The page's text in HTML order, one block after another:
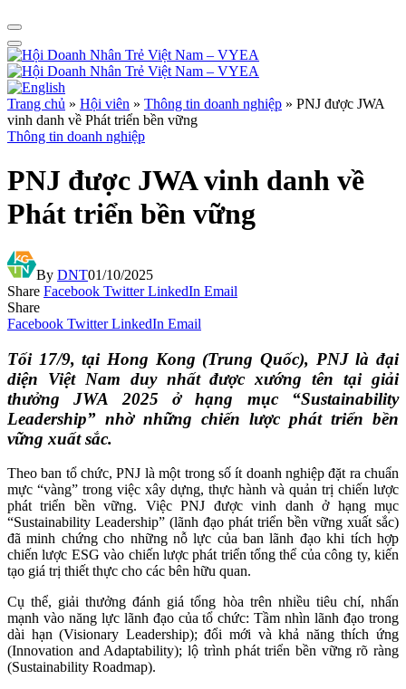
Trang chủ » Hội viên » Thông tin doanh nghiệp » PNJ được JWA
vinh danh về Phát triển bền vững
Thông tin doanh nghiệp
PNJ được JWA vinh danh về
Phát triển bền vững
By DNT01/10/2025
Share Facebook Twitter LinkedIn Email
Share
Facebook Twitter LinkedIn Email
Tối 17/9, tại Hong Kong (Trung Quốc), PNJ là đại
diện Việt Nam duy nhất được xướng tên tại giải
thưởng JWA 2025 ở hạng mục “Sustainability
Leadership” nhờ những chiến lược phát triển bền
vững xuất sắc.
Theo ban tổ chức, PNJ là một trong số ít doanh nghiệp đặt ra chuẩn
mực “vàng” trong việc xây dựng, thực hành và quản trị chiến lược
phát triển bền vững. Việc PNJ được vinh danh ở hạng mục
“Sustainability Leadership” (lãnh đạo phát triển bền vững xuất sắc)
đã minh chứng cho những nỗ lực của ban lãnh đạo khi tích hợp
chiến lược ESG vào chiến lược phát triển tổng thể của công ty, kiến
tạo giá trị thiết thực cho các bên hữu quan.
Cụ thể, giải thưởng đánh giá tổng hòa trên nhiều tiêu chí, nhấn
mạnh vào năng lực lãnh đạo của tổ chức: Tầm nhìn lãnh đạo trong
dài hạn (Visionary Leadership); đổi mới và khả năng thích ứng
(Innovation and Adaptability); lộ trình phát triển bền vững rõ ràng
(Sustainability Roadmap).